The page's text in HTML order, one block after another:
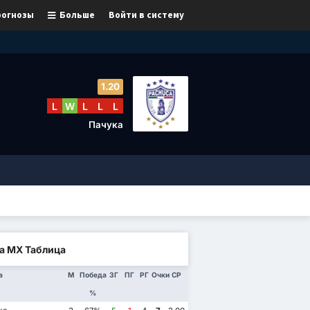
Войти в систему
Больше
1.20
L W L L L
Пачука
МХ Таблица
М Победа
%
ЗГ ПГ РГ Очки СР